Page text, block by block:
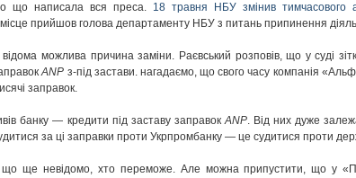
що написала вся преса. 18 травня НБУ змінив тимчасового
прийшов голова департаменту НБУ з питань припинення
можлива причина заміни. Раєвський розповів, що у суді
ANP з-під застави. нагадаємо, що свого часу компанія
заправок.
банку — кредити під заставу заправокANP. Від них дуже
за ці заправки проти Укрпромбанку — це судитися проти
що ще невідомо, хто переможе. Але можна припустити, що у